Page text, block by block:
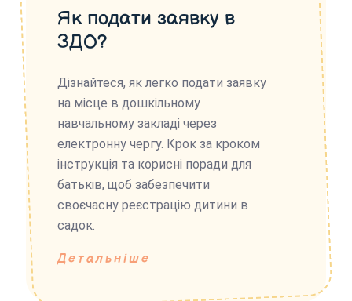
Як подати заявку в
ЗДО?
Дізнайтеся, як легко подати заявку
на місце в дошкільному
навчальному закладі через
електронну чергу. Крок за кроком
інструкція та корисні поради для
батьків, щоб забезпечити
своєчасну реєстрацію дитини в
садок.
Детальніше